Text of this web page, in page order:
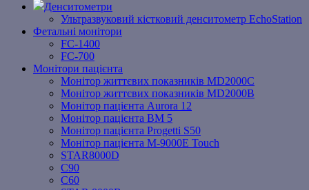
Денситометри
Ультразвуковий кістковий денситометр EchoStation
Фетальні монітори
FC-1400
FC-700
Монітори пацієнта
Монітор життєвих показників MD2000С
Монітор життєвих показників MD2000В
Mонітоp пацієнта Aurora 12
Монітор пацієнта BM 5
Монітор пацієнта Progetti S50
Монітор пацієнта M-9000E Touch
STAR8000D
C90
C60